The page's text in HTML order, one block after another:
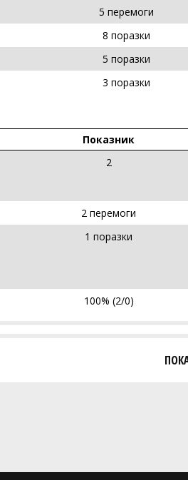
5 перемоги
8 поразки
5 поразки
3 поразки
Показник
2
2 перемоги
1 поразки
100% (2/0)